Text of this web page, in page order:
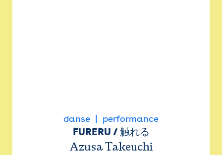
danse performance
FURERU / 触れる
Azusa Takeuchi